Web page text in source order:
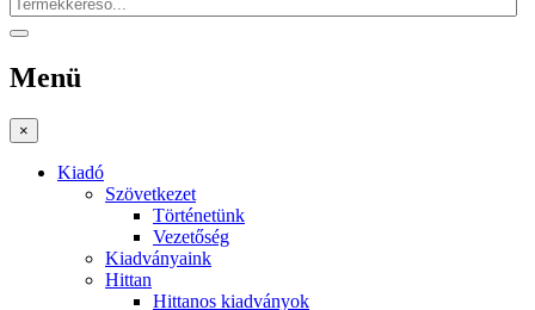
Menü
×
Kiadó
Szövetkezet
Történetünk
Vezetőség
Kiadványaink
Hittan
Hittanos kiadványok